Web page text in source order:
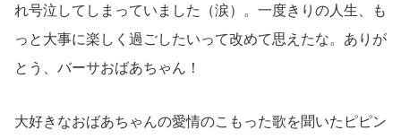
れ号泣してしまっていました（涙）。一度きりの人生、も
っと大事に楽しく過ごしたいって改めて思えたな。ありが
とう、バーサおばあちゃん！
大好きなおばあちゃんの愛情のこもった歌を聞いたピピン